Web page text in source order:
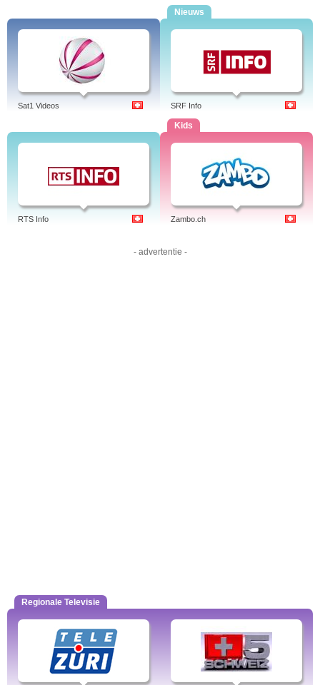
Sat1 Videos
Nieuws
SRF Info
RTS Info
Kids
Zambo.ch
- advertentie -
Regionale Televisie